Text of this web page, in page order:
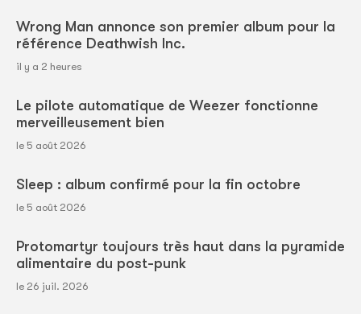
Wrong Man annonce son premier album pour la
référence Deathwish Inc.
il y a 2 heures
Le pilote automatique de Weezer fonctionne
merveilleusement bien
le 5 août 2026
Sleep : album confirmé pour la fin octobre
le 5 août 2026
Protomartyr toujours très haut dans la pyramide
alimentaire du post-punk
le 26 juil. 2026